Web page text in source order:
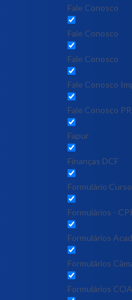
Fale Conosco
Fale Conosco
Fale Conosco
Fale Conosco
Fale Conosco
Fapur
Finanças DCF
Formulário
Formulários -
Formulários
Formulários
Formulários